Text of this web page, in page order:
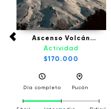
Ascenso Volcán
Villarrica - Pucón
Actividad
$170.000
Día completo Pucón